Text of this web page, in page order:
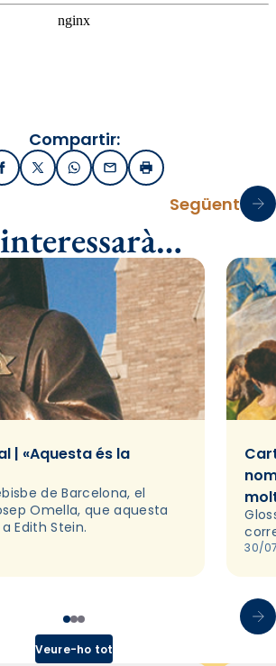
Compartir:
FacebookX / TwitterWhatsApp
EmailImprimir
Següent
| «Aquesta és la
de Barcelona, el
Omella, que aquesta
Edith Stein.
30/
Veure-ho tot